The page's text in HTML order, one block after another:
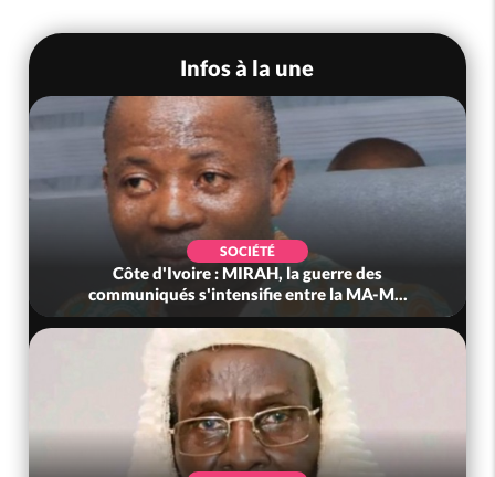
Infos à la une
SOCIÉTÉ
Côte d'Ivoire : MIRAH, la guerre des
communiqués s'intensifie entre la MA-M...